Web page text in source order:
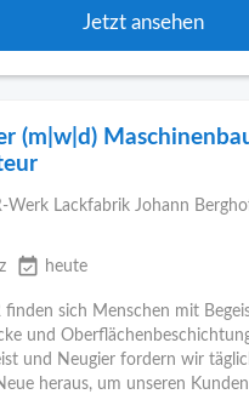
Jetzt ansehen
(m|w|d)
Werk Lackfabrik Johann
event_available heute
finden sich Menschen mit
und
und Neugier fordern wir
heraus, um unseren